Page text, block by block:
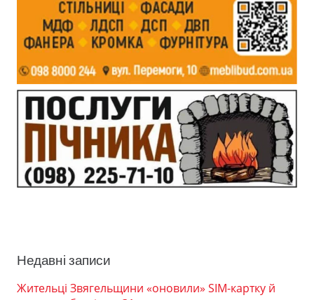
Недавні записи
Жительці Звягельщини «оновили» SIM-картку й